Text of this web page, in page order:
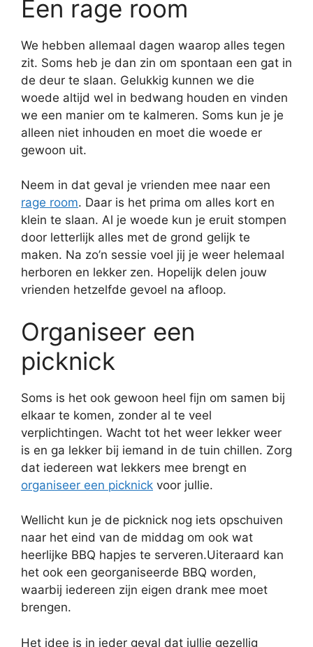
Een rage room
We hebben allemaal dagen waarop alles tegen
zit. Soms heb je dan zin om spontaan een gat in
de deur te slaan. Gelukkig kunnen we die
woede altijd wel in bedwang houden en vinden
we een manier om te kalmeren. Soms kun je je
alleen niet inhouden en moet die woede er
gewoon uit.
Neem in dat geval je vrienden mee naar een
rage room. Daar is het prima om alles kort en
klein te slaan. Al je woede kun je eruit stompen
door letterlijk alles met de grond gelijk te
maken. Na zo’n sessie voel jij je weer helemaal
herboren en lekker zen. Hopelijk delen jouw
vrienden hetzelfde gevoel na afloop.
Organiseer een
picknick
Soms is het ook gewoon heel fijn om samen bij
elkaar te komen, zonder al te veel
verplichtingen. Wacht tot het weer lekker weer
is en ga lekker bij iemand in de tuin chillen. Zorg
dat iedereen wat lekkers mee brengt en
organiseer een picknick voor jullie.
Wellicht kun je de picknick nog iets opschuiven
naar het eind van de middag om ook wat
heerlijke BBQ hapjes te serveren.Uiteraard kan
het ook een georganiseerde BBQ worden,
waarbij iedereen zijn eigen drank mee moet
brengen.
Het idee is in ieder geval dat jullie gezellig